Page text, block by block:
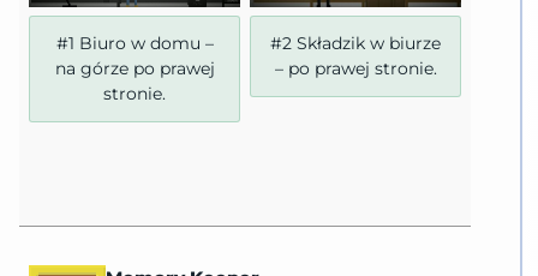
#1 Biuro w domu –
na górze po prawej
stronie.
#2 Składzik w biurze
– po prawej stronie.